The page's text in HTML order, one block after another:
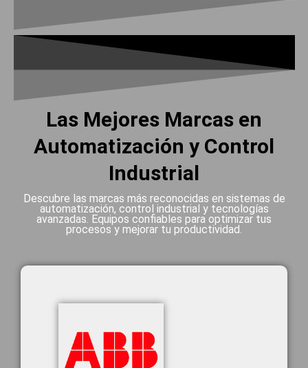
Las Mejores Marcas en
Automatización y Control
Industrial
Descubre las marcas más reconocidas en sistemas de
automatización, control industrial y tecnologías
avanzadas. Equipos confiables para optimizar tus
procesos y mejorar tu productividad.